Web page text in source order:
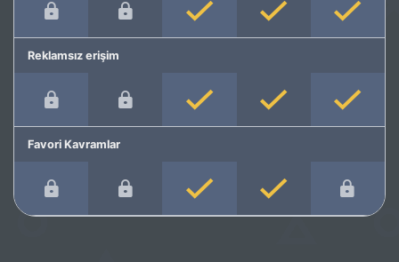
Reklamsız erişim
Favori Kavramlar